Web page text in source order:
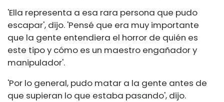
'Ella representa a esa rara persona que pudo
escapar', dijo. 'Pensé que era muy importante
que la gente entendiera el horror de quién es
este tipo y cómo es un maestro engañador y
manipulador'.
'Por lo general, pudo matar a la gente antes de
que supieran lo que estaba pasando', dijo.